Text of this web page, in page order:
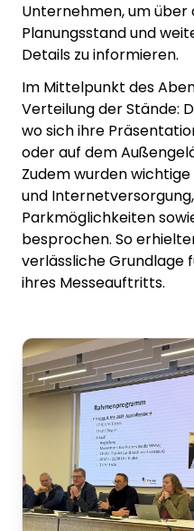
Unternehmen, um über
Planungsstand und
Details zu informieren.
Im Mittelpunkt des
Verteilung der Stände:
wo sich ihre
oder auf dem
Zudem wurden
und
Parkmöglichkeiten
besprochen. So
verlässliche Grundlage
ihres Messeauftritts.